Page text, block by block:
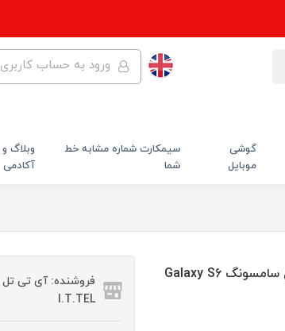
ورود به حساب کاربری
گوشی
موبایل
سیمکارت شماره مشابه خط
شما
وبلاگ و
آکادمی
کاور مدل SA220 مناسب برای گوشی موبایل سامسونگ Galaxy S6
فروشنده: آی تی تل
I.T.TEL